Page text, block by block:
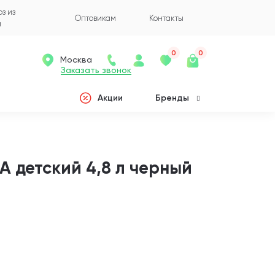
из
Оптовикам Контакты
Заказать звонок
Москва
0 0
Акции Бренды
детский 4,8 л черный